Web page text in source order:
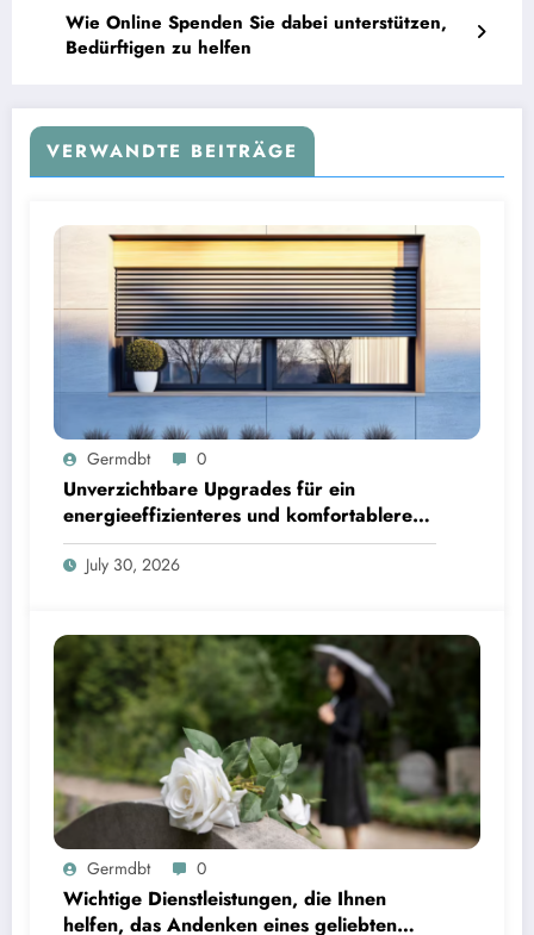
Wie Online Spenden Sie dabei unterstützen,
Bedürftigen zu helfen
VERWANDTE BEITRÄGE
Germdbt 0
Unverzichtbare Upgrades für ein
energieeffizienteres und komfortableres
Zuhause
July 30, 2026
Germdbt 0
Wichtige Dienstleistungen, die Ihnen
helfen, das Andenken eines geliebten